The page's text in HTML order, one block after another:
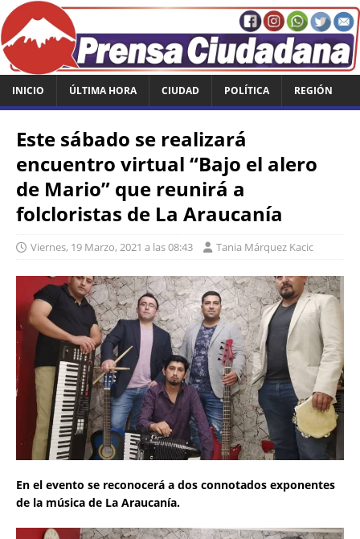
INICIO ÚLTIMA HORA CIUDAD POLÍTICA REGIÓN
Este sábado se realizará
encuentro virtual “Bajo el alero
de Mario” que reunirá a
folcloristas de La Araucanía
Viernes, 19 Marzo, 2021 a las 08:43 Tania Márquez Kacic
En el evento se reconocerá a dos connotados exponentes
de la música de La Araucanía.